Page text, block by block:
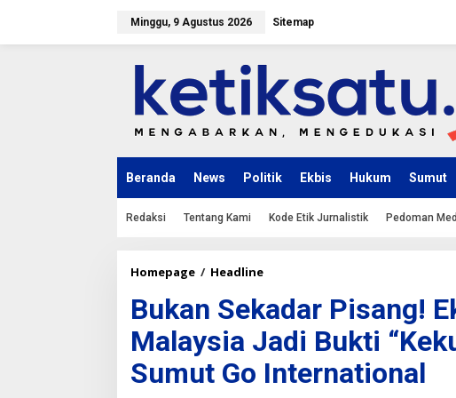
Minggu, 9 Agustus 2026 Sitemap
Beranda News Politik Ekbis Hukum Sumut
Redaksi Tentang Kami Kode Etik Jurnalistik Pedoman
Homepage / Headline
k
a
n
S
e
k
Bukan Sekadar Pisang!
Malaysia Jadi Bukti
Sumut Go International